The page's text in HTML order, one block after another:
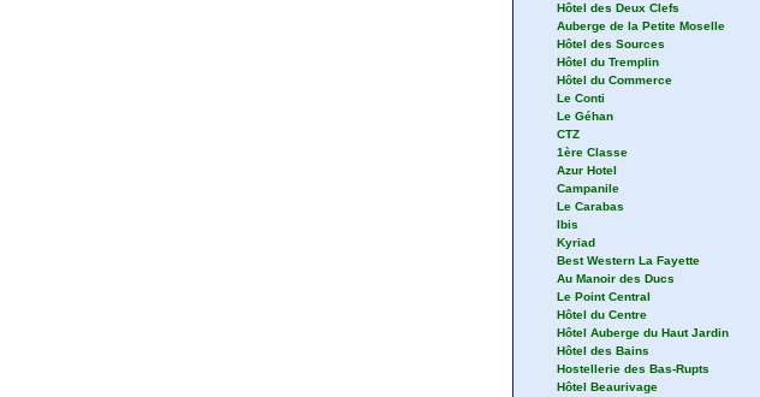
Hôtel des Deux Clefs
Auberge de la Petite Moselle
Hôtel des Sources
Hôtel du Tremplin
Hôtel du Commerce
Le Conti
Le Géhan
CTZ
1ère Classe
Azur Hotel
Campanile
Le Carabas
Ibis
Kyriad
Best Western La Fayette
Au Manoir des Ducs
Le Point Central
Hôtel du Centre
Hôtel Auberge du Haut Jardin
Hôtel des Bains
Hostellerie des Bas-Rupts
Hôtel Beaurivage